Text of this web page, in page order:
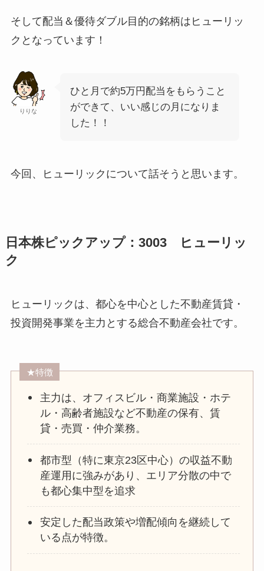
そして配当＆優待ダブル目的の銘柄はヒューリッ
クとなっています！
りりな
ひと月で約5万円配当をもらうこと
ができて、いい感じの月になりま
した！！
今回、ヒューリックについて話そうと思います。
日本株ピックアップ：3003 ヒューリッ
ク
ヒューリックは、都心を中心とした不動産賃貸・
投資開発事業を主力とする総合不動産会社です。
★特徴
主力は、オフィスビル・商業施設・ホテ
ル・高齢者施設など不動産の保有、賃
貸・売買・仲介業務。
都市型（特に東京23区中心）の収益不動
産運用に強みがあり、エリア分散の中で
も都心集中型を追求
安定した配当政策や増配傾向を継続して
いる点が特徴。